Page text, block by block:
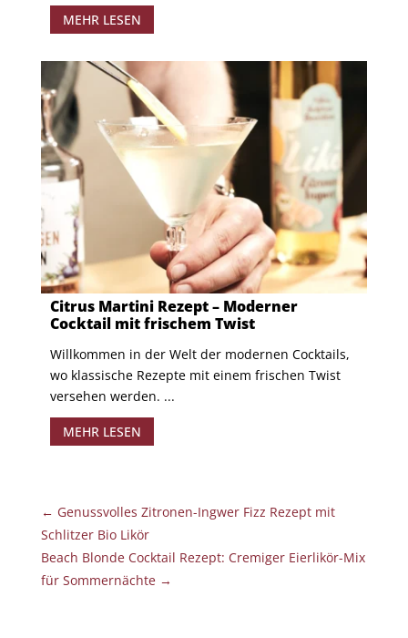
MEHR LESEN
Citrus Martini Rezept – Moderner
Cocktail mit frischem Twist
Willkommen in der Welt der modernen Cocktails,
wo klassische Rezepte mit einem frischen Twist
versehen werden. ...
MEHR LESEN
← Genussvolles Zitronen-Ingwer Fizz Rezept mit
Schlitzer Bio Likör
Beach Blonde Cocktail Rezept: Cremiger Eierlikör-Mix
für Sommernächte→